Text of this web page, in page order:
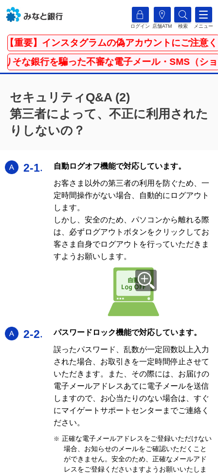
ログイン 店舗ATM 検索 メニュー
要】インスタグラムの偽アカウントにご注意くだ
行を騙った不審な電子メール・SMS（ショート
セキュリティQ&A (2)
第三者によって、不正に利用された
りしないの？
A
2-1 自動ログオフ機能で対応しています。
お客さま以外の第三者の利用を防ぐため、一
定時間操作がない場合、自動的にログアウト
します。
しかし、安全のため、パソコンから離れる際
は、必ずログアウトボタンをクリックしてお
客さま自身でログアウトを行っていただきま
すようお願いします。
A
2-2 パスワードロック機能で対応しています。
誤ったパスワード、乱数が一定回数以上入力
された場合、お取引きを一定時間停止させて
いただきます。また、その際には、お届けの
電子メールアドレスあてに電子メールを送信
しますので、お心当たりのない場合は、すぐ
にマイゲートサポートセンターまでご連絡く
ださい。
※ 正確な電子メールアドレスをご登録いただけない
場合、お知らせのメールをご確認いただくこと
ができません。安全のため、正確なメールアド
レスをご登録くださいますようお願いいたしま